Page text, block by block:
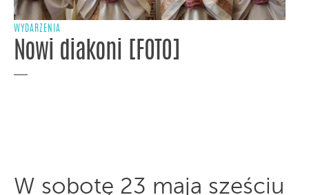
WYDARZENIA
Nowi diakoni [FOTO]
W sobotę 23 maja sześciu